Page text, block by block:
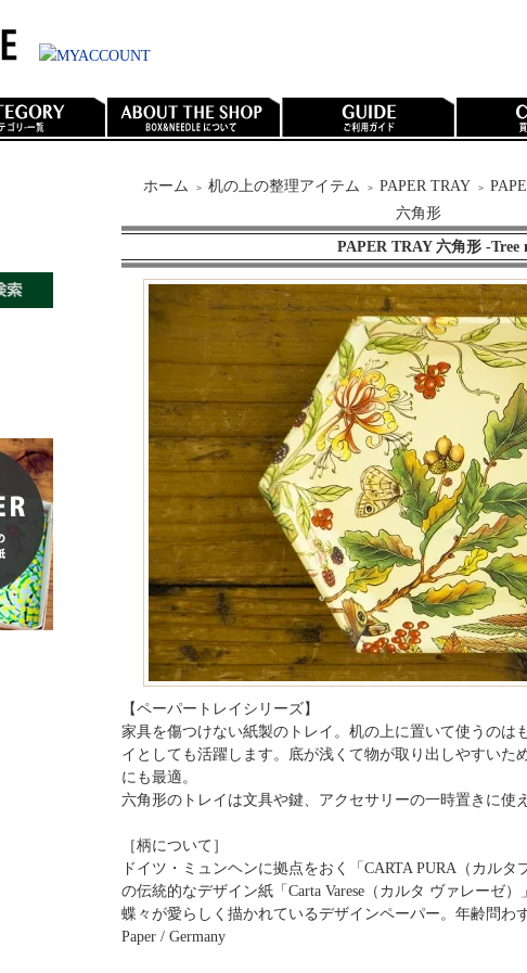
ホーム ＞ 机の上の整理アイテム ＞ PAPER TRAY
六角形
＞
PAPER TRAY 六角形 -Tree
【ペーパートレイシリーズ】
家具を傷つけない紙製のトレイ。机の上に置いて使うのは
イとしても活躍します。底が浅くて物が取り出しやすいた
にも最適。
六角形のトレイは文具や鍵、アクセサリーの一時置きに使
［柄について］
ドイツ・ミュンヘンに拠点をおく「CARTA PURA（カル
の伝統的なデザイン紙「Carta Varese（カルタ ヴァレーゼ
蝶々が愛らしく描かれているデザインペーパー。年齢問わ
Paper / Germany